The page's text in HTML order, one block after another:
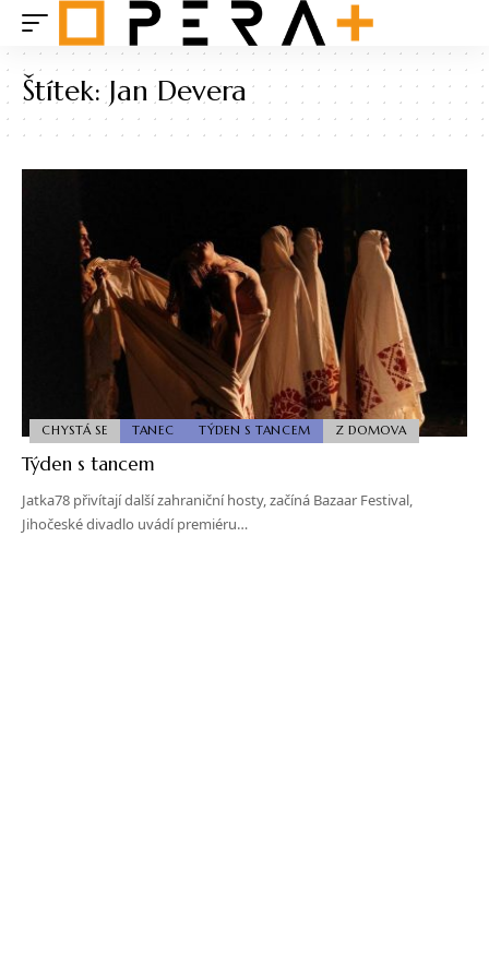
Štítek:Jan Devera
CHYSTÁ SE TANEC TÝDEN S TANCEM Z DOMOVA
Týden s tancem
Jatka78 přivítají další zahraniční hosty, začíná Bazaar Festival,
Jihočeské divadlo uvádí premiéru…